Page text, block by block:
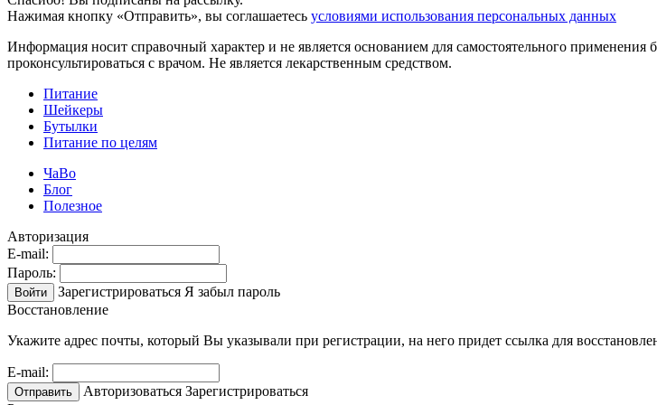
Нажимая кнопку «Отправить», вы соглашаетесь условиями использования персональных данных
Информация носит справочный характер и не является основанием для самостоятельного
проконсультироваться с врачом. Не является лекарственным средством.
Питание
Шейкеры
Бутылки
Питание по целям
ЧаВо
Блог
Полезное
Авторизация
E-mail:
Пароль:
Войти Зарегистрироваться Я забыл пароль
Восстановление
Укажите адрес почты, который Вы указывали при регистрации, на него придет ссылка для
E-mail:
Отправить Авторизоваться Зарегистрироваться